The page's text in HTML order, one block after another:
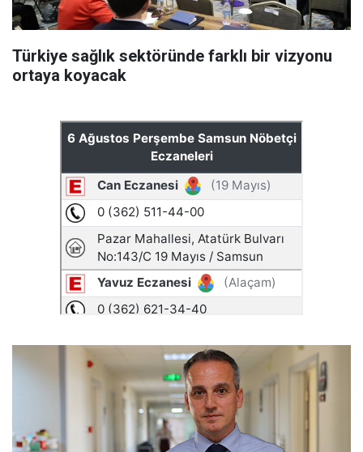
Türkiye sağlık sektöründe farklı bir vizyonu
ortaya koyacak